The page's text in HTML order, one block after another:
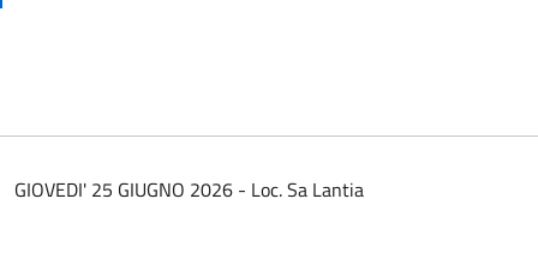
GIOVEDI' 25 GIUGNO 2026 - Loc. Sa Lantia